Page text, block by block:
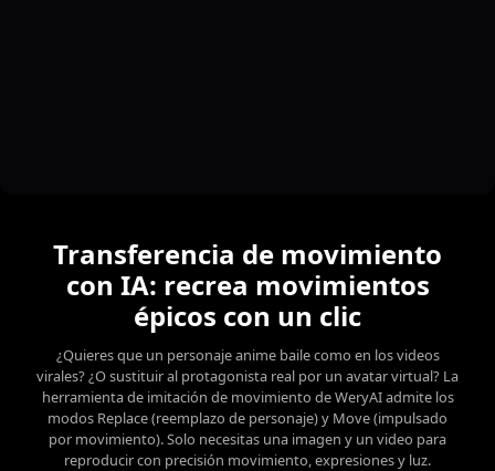
Transferencia de movimiento
con IA: recrea movimientos
épicos con un clic
¿Quieres que un personaje anime baile como en los videos
virales? ¿O sustituir al protagonista real por un avatar virtual? La
herramienta de imitación de movimiento de WeryAI admite los
modos Replace (reemplazo de personaje) y Move (impulsado
por movimiento). Solo necesitas una imagen y un video para
reproducir con precisión movimiento, expresiones y luz.